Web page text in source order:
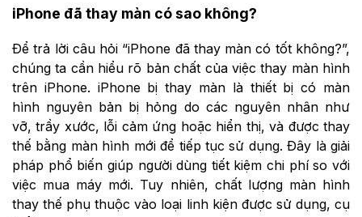
iPhone đã thay màn có sao không?
Để trả lời câu hỏi “iPhone đã thay màn có tốt không?”,
chúng ta cần hiểu rõ bản chất của việc thay màn hình
trên iPhone. iPhone bị thay màn là thiết bị có màn
hình nguyên bản bị hỏng do các nguyên nhân như
vỡ, trầy xước, lỗi cảm ứng hoặc hiển thị, và được thay
thế bằng màn hình mới để tiếp tục sử dụng. Đây là giải
pháp phổ biến giúp người dùng tiết kiệm chi phí so với
việc mua máy mới. Tuy nhiên, chất lượng màn hình
thay thế phụ thuộc vào loại linh kiện được sử dụng, cụ